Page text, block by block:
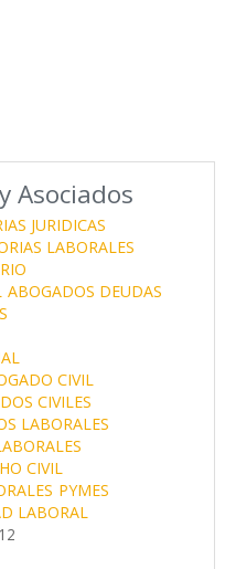
Asociados
JURIDICAS
LABORALES
ABOGADOS DEUDAS
CIVIL
CIVILES
LABORALES
CIVIL
PYMES
LABORAL